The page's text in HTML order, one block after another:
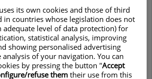
JorgeMuñoz Aguiar
ESPECIALISTA NEUROCIRUGÍA
its own cookies and those of third
in countries whose legislation does not
adequate level of data protection) for
statistical analysis, improving
showing personalised advertising
of your navigation. You can
by pressing the button "Accept
refuse themtheir use from this